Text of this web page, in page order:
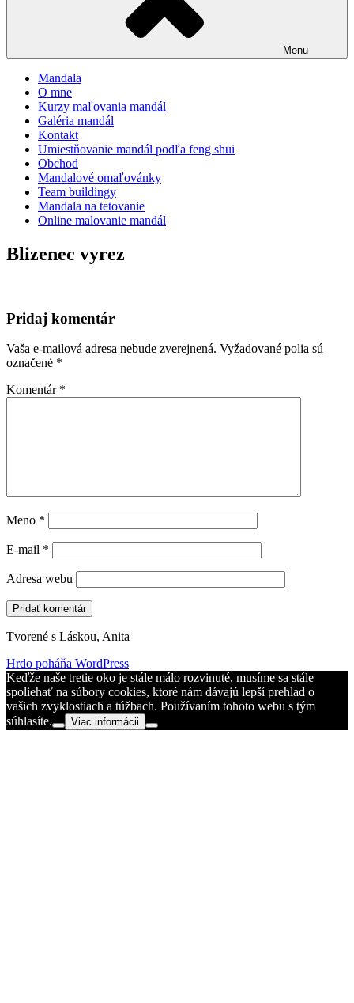
Menu
Mandala
O mne
Kurzy maľovania mandál
Galéria mandál
Kontakt
Umiestňovanie mandál podľa feng shui
Obchod
Mandalové omaľovánky
Team buildingy
Mandala na tetovanie
Online malovanie mandál
Blizenec vyrez
Pridaj komentár
Vaša e-mailová adresa nebude zverejnená. Vyžadované polia sú
označené *
Komentár *
Meno *
E-mail *
Adresa webu
Tvorené s Láskou, Anita
Hrdo poháňa WordPress
Keďže naše tretie oko je stále málo rozvinuté, musíme sa stále
spoliehať na súbory cookies, ktoré nám dávajú lepší prehlad o
vašich zvyklostiach a túžbach. Používaním tohoto webu s tým
súhlasíte.
Viac informácii